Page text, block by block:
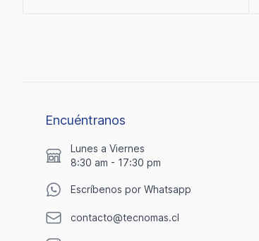
Encuéntranos
Lunes a Viernes
8:30 am - 17:30 pm
Escríbenos por Whatsapp
contacto@tecnomas.cl